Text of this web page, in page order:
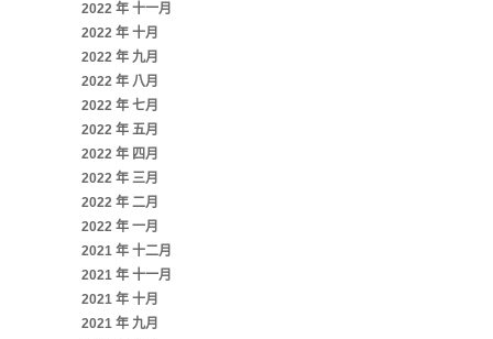
2022 年 十一月
2022 年 十月
2022 年 九月
2022 年 八月
2022 年 七月
2022 年 五月
2022 年 四月
2022 年 三月
2022 年 二月
2022 年 一月
2021 年 十二月
2021 年 十一月
2021 年 十月
2021 年 九月